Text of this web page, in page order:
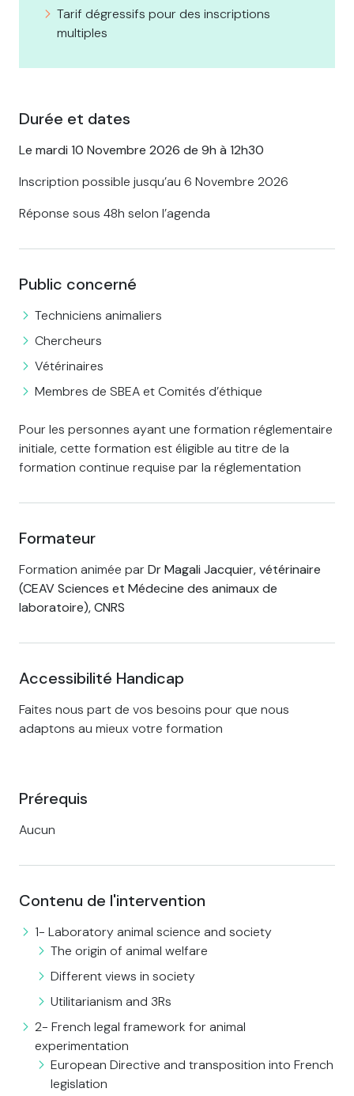
Tarif dégressifs pour des inscriptions
multiples
Durée et dates
Le mardi 10 Novembre 2026 de 9h à 12h30
Inscription possible jusqu’au 6 Novembre 2026
Réponse sous 48h selon l’agenda
Public concerné
Techniciens animaliers
Chercheurs
Vétérinaires
Membres de SBEA et Comités d’éthique
Pour les personnes ayant une formation réglementaire
initiale, cette formation est éligible au titre de la
formation continue requise par la réglementation
Formateur
Formation animée parDr Magali Jacquier, vétérinaire
(CEAV Sciences et Médecine des animaux de
laboratoire), CNRS
Accessibilité Handicap
Faites nous part de vos besoins pour que nous
adaptons au mieux votre formation
Prérequis
Aucun
Contenu de l'intervention
1- Laboratory animal science and society
The origin of animal welfare
Different views in society
Utilitarianism and 3Rs
2- French legal framework for animal
experimentation
European Directive and transposition into French
legislation